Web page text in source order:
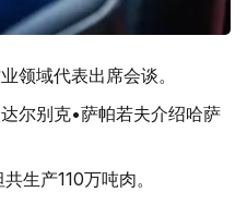
领域代表出席会谈。
尔别克•萨帕若夫介绍哈萨
生产110万吨肉。